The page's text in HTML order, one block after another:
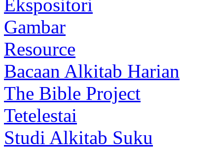
Ekspositori
Gambar
Resource
Bacaan Alkitab Harian
The Bible Project
Tetelestai
Studi Alkitab Suku